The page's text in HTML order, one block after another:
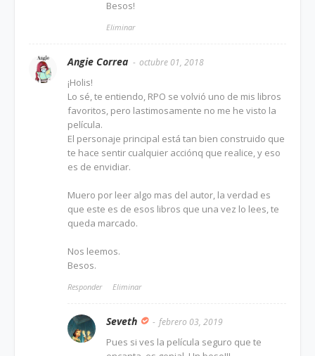
Besos!
Eliminar
Angie Correa octubre 01, 2018
¡Holis!
Lo sé, te entiendo, RPO se volvió uno de mis libros
favoritos, pero lastimosamente no me he visto la
película.
El personaje principal está tan bien construido que
te hace sentir cualquier acciónq que realice, y eso
es de envidiar.
Muero por leer algo mas del autor, la verdad es
que este es de esos libros que una vez lo lees, te
queda marcado.
Nos leemos.
Besos.
Responder Eliminar
Seveth febrero 03, 2019
Pues si ves la película seguro que te